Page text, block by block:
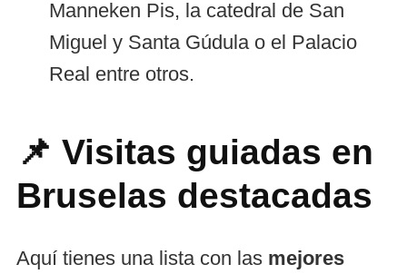
Manneken Pis, la catedral de San
Miguel y Santa Gúdula o el Palacio
Real entre otros.
📌 Visitas guiadas en
Bruselas destacadas
Aquí tienes una lista con las mejores